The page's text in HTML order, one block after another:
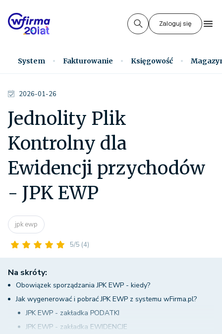
Zaloguj się
System Fakturowanie Księgowość
2026-01-26
Jednolity Plik
Kontrolny dla
Ewidencji przychodów
- JPK EWP
jpk ewp
5/5 (4)
Na skróty:
Obowiązek sporządzania JPK EWP - kiedy?
Jak wygenerować i pobrać JPK EWP z systemu wFirma.pl?
JPK EWP - zakładka PODATKI
JPK EWP - zakładka EWIDENCJE